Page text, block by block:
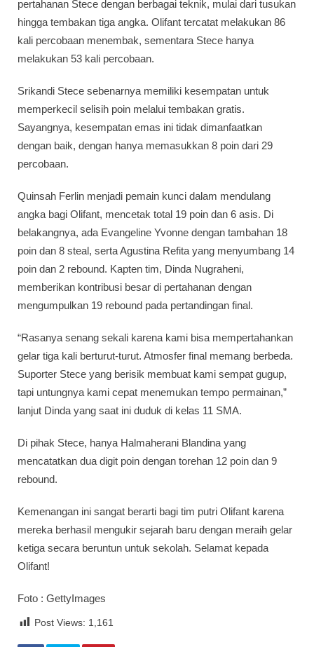
pertahanan Stece dengan berbagai teknik, mulai dari tusukan
hingga tembakan tiga angka. Olifant tercatat melakukan 86
kali percobaan menembak, sementara Stece hanya
melakukan 53 kali percobaan.
Srikandi Stece sebenarnya memiliki kesempatan untuk
memperkecil selisih poin melalui tembakan gratis.
Sayangnya, kesempatan emas ini tidak dimanfaatkan
dengan baik, dengan hanya memasukkan 8 poin dari 29
percobaan.
Quinsah Ferlin menjadi pemain kunci dalam mendulang
angka bagi Olifant, mencetak total 19 poin dan 6 asis. Di
belakangnya, ada Evangeline Yvonne dengan tambahan 18
poin dan 8 steal, serta Agustina Refita yang menyumbang 14
poin dan 2 rebound. Kapten tim, Dinda Nugraheni,
memberikan kontribusi besar di pertahanan dengan
mengumpulkan 19 rebound pada pertandingan final.
“Rasanya senang sekali karena kami bisa mempertahankan
gelar tiga kali berturut-turut. Atmosfer final memang berbeda.
Suporter Stece yang berisik membuat kami sempat gugup,
tapi untungnya kami cepat menemukan tempo permainan,”
lanjut Dinda yang saat ini duduk di kelas 11 SMA.
Di pihak Stece, hanya Halmaherani Blandina yang
mencatatkan dua digit poin dengan torehan 12 poin dan 9
rebound.
Kemenangan ini sangat berarti bagi tim putri Olifant karena
mereka berhasil mengukir sejarah baru dengan meraih gelar
ketiga secara beruntun untuk sekolah. Selamat kepada
Olifant!
Foto : GettyImages
Post Views: 1,161